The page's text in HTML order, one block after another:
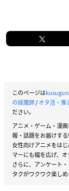
このページは
の祓魔師/オタ活・推
ださい。
アニメ・ゲーム・漫
報・話題をお届けする
女性向けアニメをは
マーにも幅を広げ、
さらに、アンケート
タクがワクワク楽し